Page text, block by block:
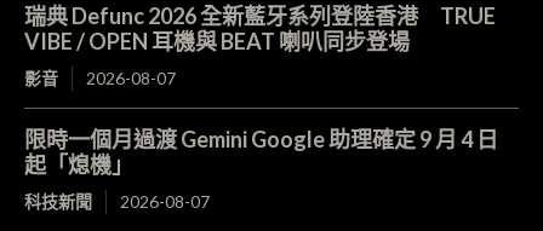
瑞典 Defunc 2026 全新藍牙系列登陸香港 TRUE
VIBE / OPEN 耳機與 BEAT 喇叭同步登場
影音 2026-08-07
限時一個月過渡 Gemini Google 助理確定 9 月 4 日
起「熄機」
科技新聞 2026-08-07